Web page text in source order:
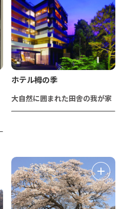
ホテル栂の季
大自然に囲まれた田舎の我が家